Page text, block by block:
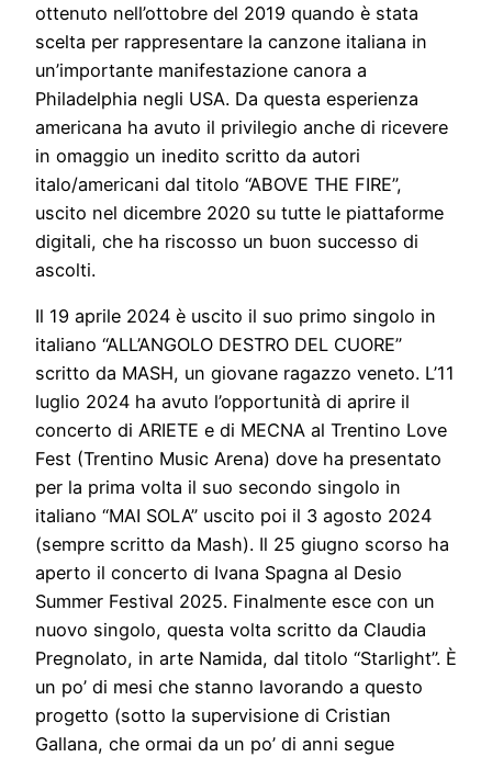
ottenuto nell’ottobre del 2019 quando è stata
scelta per rappresentare la canzone italiana in
un’importante manifestazione canora a
Philadelphia negli USA. Da questa esperienza
americana ha avuto il privilegio anche di ricevere
in omaggio un inedito scritto da autori
italo/americani dal titolo “ABOVE THE FIRE”,
uscito nel dicembre 2020 su tutte le piattaforme
digitali, che ha riscosso un buon successo di
ascolti.
Il 19 aprile 2024 è uscito il suo primo singolo in
italiano “ALL’ANGOLO DESTRO DEL CUORE”
scritto da MASH, un giovane ragazzo veneto. L’11
luglio 2024 ha avuto l’opportunità di aprire il
concerto di ARIETE e di MECNA al Trentino Love
Fest (Trentino Music Arena) dove ha presentato
per la prima volta il suo secondo singolo in
italiano “MAI SOLA” uscito poi il 3 agosto 2024
(sempre scritto da Mash). Il 25 giugno scorso ha
aperto il concerto di Ivana Spagna al Desio
Summer Festival 2025. Finalmente esce con un
nuovo singolo, questa volta scritto da Claudia
Pregnolato, in arte Namida, dal titolo “Starlight”. È
un po’ di mesi che stanno lavorando a questo
progetto (sotto la supervisione di Cristian
Gallana, che ormai da un po’ di anni segue